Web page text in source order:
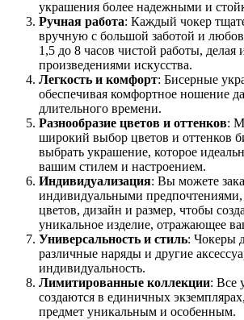
украшения более надежными и
Ручная работа: Каждый чокер
вручную с большой заботой и
1,5 до 8 часов чистой работы,
произведениями искусства.
Легкость и комфорт: Бисерные
обеспечивая комфортное ношение
длительного времени.
Разнообразие цветов и оттенков:
широкий выбор цветов и оттенков
выбрать украшение, которое
вашим стилем и настроением.
Индивидуализация: Вы можете
индивидуальными
цветов, дизайн и размер, чтобы
уникальное изделие, отражающее
Универсальность и стиль: Чокеры
различные наряды и другие
индивидуальность.
Лимитированные коллекции: Все
создаются в единичных
предмет уникальным и особенным.